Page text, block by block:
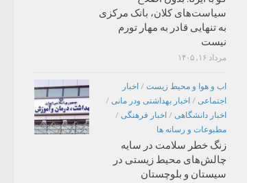
سیاست‌های کلان، بانک مرکزی
به تنهایی قادر به مهار تورم
نیست
مرداد ۱۶, ۱۴۰۵
اب و هوا و محیط زیست / اخبار
اجتماعی / اخبار بهداشتی ودر مانی /
اخبار دانشگاهی / اخبار فرهنگی /
مطبوعات و رسانه ها
زنگ خطر سلامت در سایه
چالش‌های محیط زیستی در
سیستان و بلوچستان